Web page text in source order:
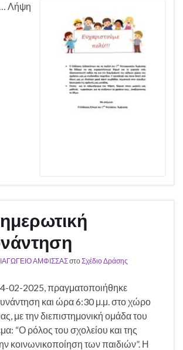
Λήψη
ΑΜΦΙΣΣΑΣστοΣχέδιο Δράσης
02-2025, πραγματοποιήθηκε
και ώρα 6:30 μ.μ. στο χώρο
με την διεπιστημονική ομάδα του
“Ο ρόλος του σχολείου και της
κοινωνικοποίηση των παιδιών”. Η